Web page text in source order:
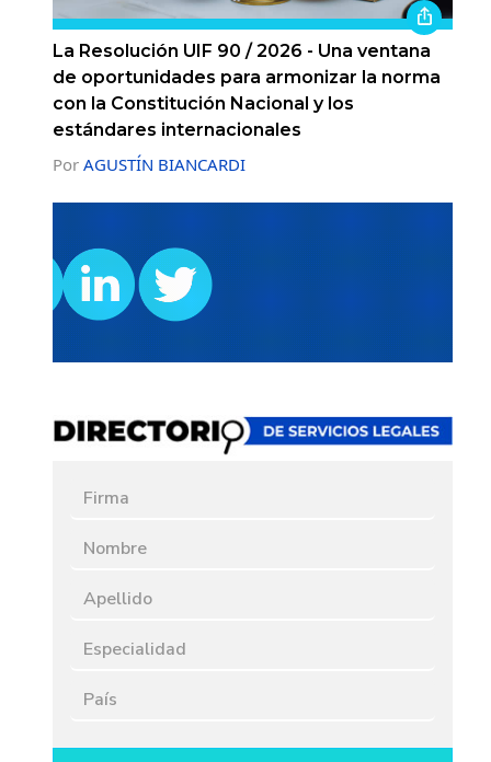
La Resolución UIF 90 / 2026 - Una ventana
de oportunidades para armonizar la norma
con la Constitución Nacional y los
estándares internacionales
Por AGUSTÍN BIANCARDI